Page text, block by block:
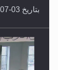
بتاريخ 03-07-2026